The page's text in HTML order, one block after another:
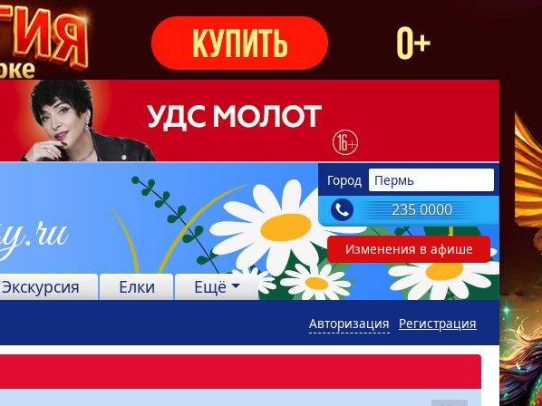
Город Пермь
235 0000
Изменения в афише
Экскурсия Елки Ещё
Регистрация
Авторизация